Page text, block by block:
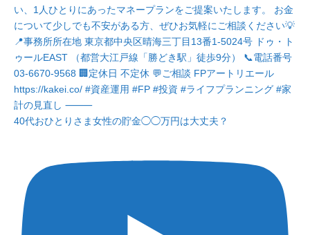
40代おひとりさま女性の貯金◯◯万円は大丈夫？